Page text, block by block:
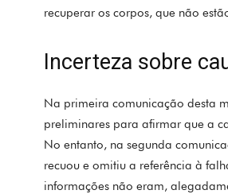
recuperar os corpos, que não
Incerteza sobre
Na primeira comunicação desta
preliminares para afirmar que a
No entanto, na segunda
recuou e omitiu a referência à
informações não eram,